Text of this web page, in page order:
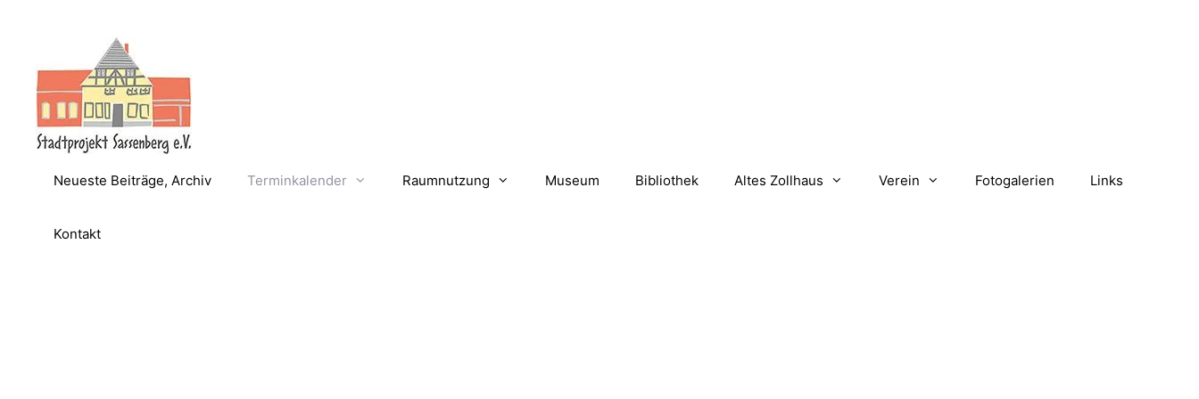
Neueste Beiträge, Archiv Terminkalender Raumnutzung Museum Bibliothek Altes Zollhaus Verein Fotogalerien Links
Kontakt